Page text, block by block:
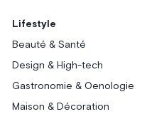
Lifestyle
Beauté & Santé
Design & High-tech
Gastronomie & Oenologie
Maison & Décoration